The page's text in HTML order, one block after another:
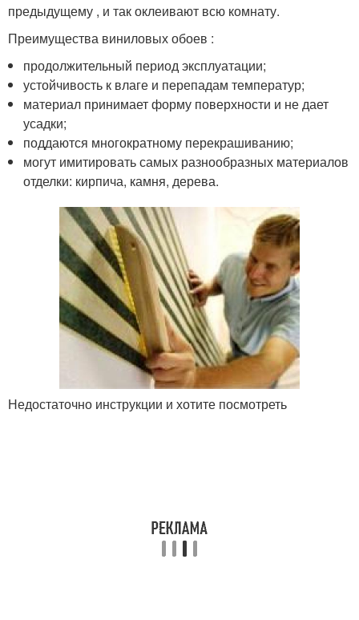
предыдущему , и так оклеивают всю комнату.
Преимущества виниловых обоев :
продолжительный период эксплуатации;
устойчивость к влаге и перепадам температур;
материал принимает форму поверхности и не дает
усадки;
поддаются многократному перекрашиванию;
могут имитировать самых разнообразных материалов
отделки: кирпича, камня, дерева.
Недостаточно инструкции и хотите посмотреть